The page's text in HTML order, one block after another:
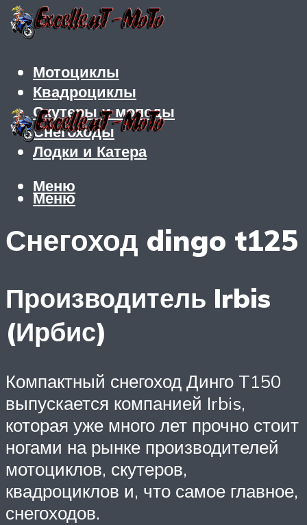
Мотоциклы
Квадроциклы
Скутеры и мопеды
Снегоходы
Лодки и Катера
Меню
Меню
Снегоход dingo t125
Производитель Irbis
(Ирбис)
Компактный снегоход Динго T150
выпускается компанией Irbis,
которая уже много лет прочно стоит
ногами на рынке производителей
мотоциклов, скутеров,
квадроциклов и, что самое главное,
снегоходов.